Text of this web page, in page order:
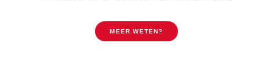
MEER WETEN?